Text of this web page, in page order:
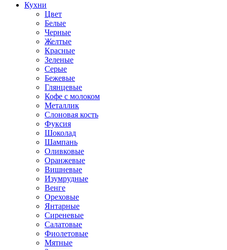
Кухни
Цвет
Белые
Черные
Желтые
Красные
Зеленые
Серые
Бежевые
Глянцевые
Кофе с молоком
Металлик
Слоновая кость
Фуксия
Шоколад
Шампань
Оливковые
Оранжевые
Вишневые
Изумрудные
Венге
Ореховые
Янтарные
Сиреневые
Салатовые
Фиолетовые
Мятные